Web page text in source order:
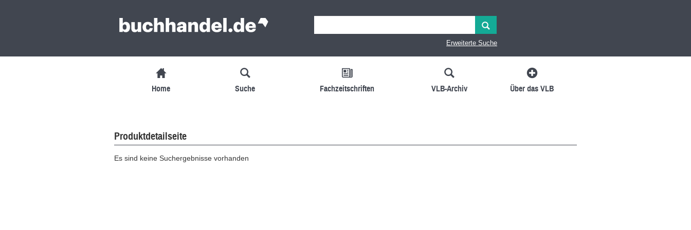
Erweiterte Suche
Home Suche Fachzeitschriften VLB-Archiv Über das VLB
Produktdetailseite
Es sind keine Suchergebnisse vorhanden